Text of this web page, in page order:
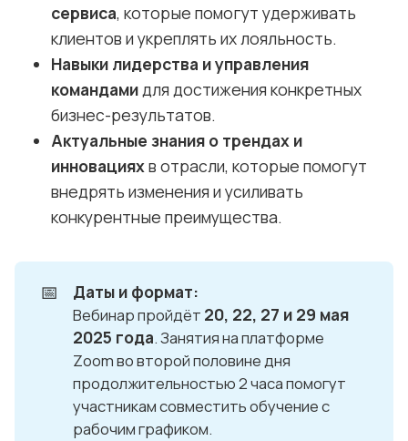
сервиса, которые помогут удерживать
клиентов и укреплять их лояльность.
Навыки лидерства и управления
командамидля достижения конкретных
бизнес-результатов.
Актуальные знания о трендах и
инновацияхв отрасли, которые помогут
внедрять изменения и усиливать
конкурентные преимущества.
📅 Даты и формат:
Вебинар пройдёт 20, 22, 27 и 29 мая
2025 года. Занятия на платформе
Zoom во второй половине дня
продолжительностью 2 часа помогут
участникам совместить обучение с
рабочим графиком.